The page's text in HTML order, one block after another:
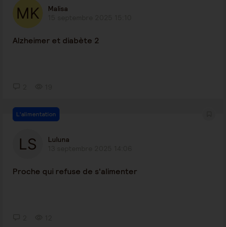
Malisa
Alzheimer et diabète 2
L'alimentation
Luluna
Proche qui refuse de s'alimenter